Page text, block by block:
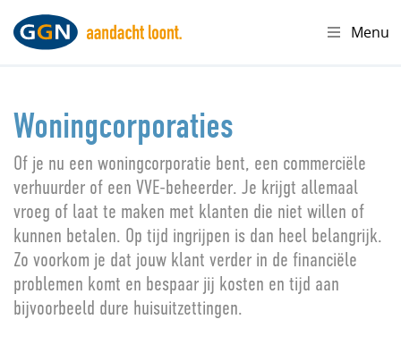
Menu
Woningcorporaties
Of je nu een woningcorporatie bent, een commerciële
verhuurder of een VVE-beheerder. Je krijgt allemaal
vroeg of laat te maken met klanten die niet willen of
kunnen betalen. Op tijd ingrijpen is dan heel belangrijk.
Zo voorkom je dat jouw klant verder in de financiële
problemen komt en bespaar jij kosten en tijd aan
bijvoorbeeld dure huisuitzettingen.